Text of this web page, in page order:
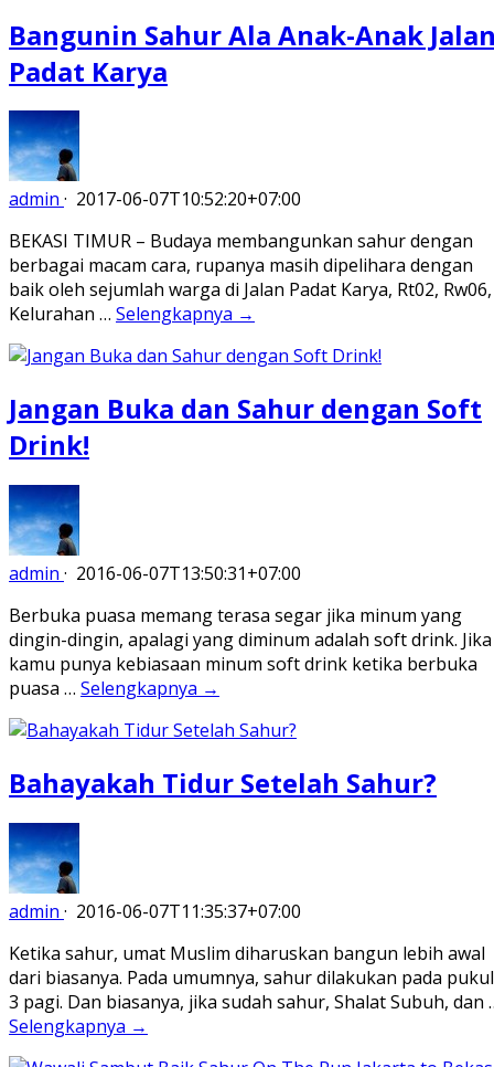
Bangunin Sahur Ala Anak-Anak
Padat Karya
admin · 2017-06-07T10:52:20+07:00
BEKASI TIMUR – Budaya membangunkan sahur dengan
berbagai macam cara, rupanya masih dipelihara dengan
baik oleh sejumlah warga di Jalan Padat Karya, Rt02, Rw06,
Kelurahan … Selengkapnya →
Jangan Buka dan Sahur dengan Soft
Drink!
admin · 2016-06-07T13:50:31+07:00
Berbuka puasa memang terasa segar jika minum yang
dingin-dingin, apalagi yang diminum adalah soft drink. Jika
kamu punya kebiasaan minum soft drink ketika berbuka
puasa … Selengkapnya →
Bahayakah Tidur Setelah Sahur?
admin · 2016-06-07T11:35:37+07:00
Ketika sahur, umat Muslim diharuskan bangun lebih awal
dari biasanya. Pada umumnya, sahur dilakukan pada pukul
3 pagi. Dan biasanya, jika sudah sahur, Shalat Subuh, dan
Selengkapnya →